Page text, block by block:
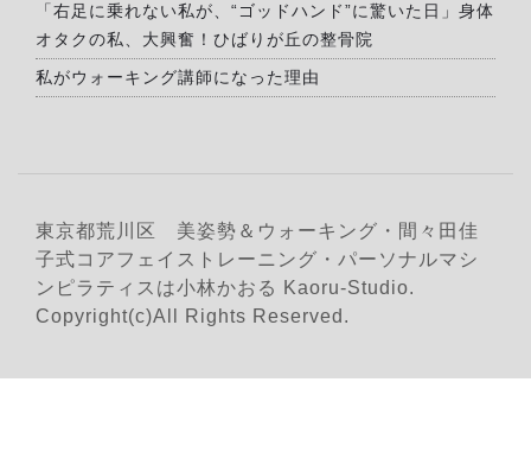
「右足に乗れない私が、“ゴッドハンド”に驚いた日」身体
オタクの私、大興奮！ひばりが丘の整骨院
私がウォーキング講師になった理由
東京都荒川区 美姿勢＆ウォーキング・間々田佳
子式コアフェイストレーニング・パーソナルマシ
ンピラティスは小林かおる Kaoru-Studio.
Copyright(c)All Rights Reserved.